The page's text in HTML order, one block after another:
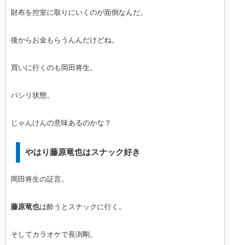
財布を控室に取りにいくのが面倒なんだ。
後からお金もらうんんだけどね。
買いに行くのも岡田将生。
パシリ状態。
じゃんけんの意味あるのかな？
やはり藤原竜也はスナック好き
岡田将生の証言。
藤原竜也は酔うとスナックに行く。
そしてカラオケで長渕剛。